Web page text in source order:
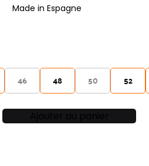
Made in Espagne
46 48 50 52